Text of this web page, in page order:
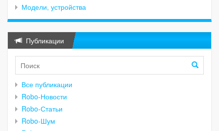
Модели, устройства
Публикации
Все публикации
Robo-Новости
Robo-Статьи
Robo-Шум